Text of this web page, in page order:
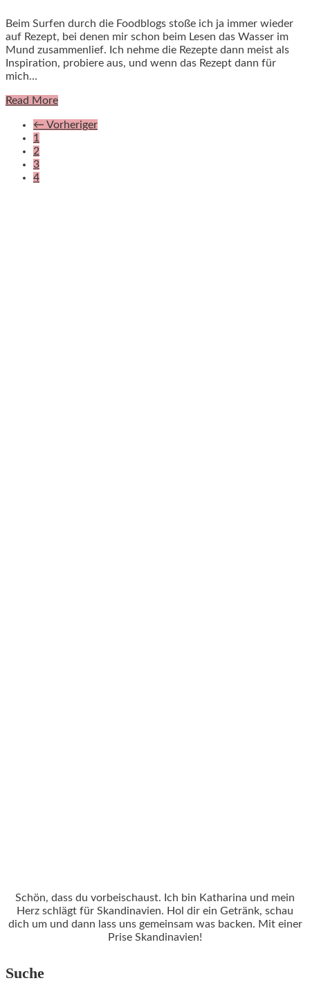
Beim Surfen durch die Foodblogs stoße ich ja immer wieder
auf Rezept, bei denen mir schon beim Lesen das Wasser im
Mund zusammenlief. Ich nehme die Rezepte dann meist als
Inspiration, probiere aus, und wenn das Rezept dann für
mich…
Read More
← Vorheriger
1
2
3
4
Schön, dass du vorbeischaust. Ich bin Katharina und mein
Herz schlägt für Skandinavien. Hol dir ein Getränk, schau
dich um und dann lass uns gemeinsam was backen. Mit einer
Prise Skandinavien!
Suche